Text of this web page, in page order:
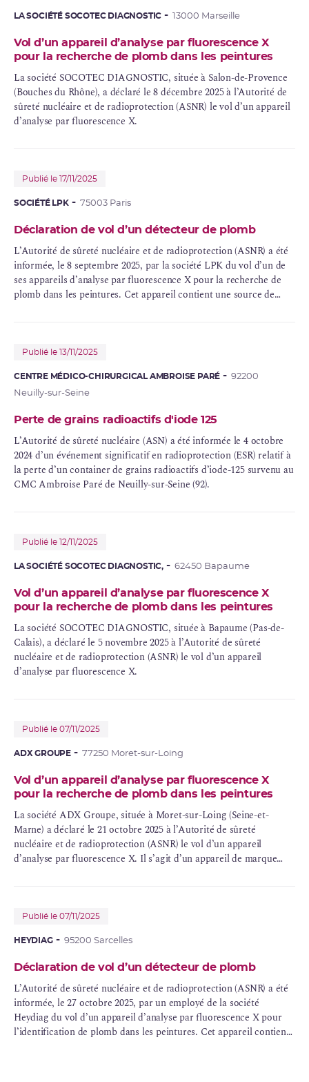
LA SOCIÉTÉ SOCOTEC DIAGNOSTIC 13000 Marseille
Vol d’un appareil d’analyse par fluorescence X
pour la recherche de plomb dans les peintures
La société SOCOTEC DIAGNOSTIC, située à Salon-de-Provence
(Bouches du Rhône), a déclaré le 8 décembre 2025 à l’Autorité de
sûreté nucléaire et de radioprotection (ASNR) le vol d’un appareil
d’analyse par fluorescence X.
Publié le 17/11/2025
SOCIÉTÉ LPK 75003 Paris
Déclaration de vol d’un détecteur de plomb
L’Autorité de sûreté nucléaire et de radioprotection (ASNR) a été
informée, le 8 septembre 2025, par la société LPK du vol d’un de
ses appareils d’analyse par fluorescence X pour la recherche de
plomb dans les peintures. Cet appareil contient une source de
Publié le 13/11/2025
CENTRE MÉDICO-CHIRURGICAL AMBROISE PARÉ
92200
Neuilly-sur-Seine
Perte de grains radioactifs d'iode 125
L’Autorité de sûreté nucléaire (ASN) a été informée le 4 octobre
2024 d’un événement significatif en radioprotection (ESR) relatif à
la perte d’un container de grains radioactifs d’iode-125 survenu au
CMC Ambroise Paré de Neuilly-sur-Seine (92).
Publié le 12/11/2025
LA SOCIÉTÉ SOCOTEC DIAGNOSTIC, 62450 Bapaume
Vol d’un appareil d’analyse par fluorescence X
pour la recherche de plomb dans les peintures
La société SOCOTEC DIAGNOSTIC, située à Bapaume (Pas-de-
Calais), a déclaré le 5 novembre 2025 à l’Autorité de sûreté
nucléaire et de radioprotection (ASNR) le vol d’un appareil
d’analyse par fluorescence X.
Publié le 07/11/2025
ADX GROUPE 77250 Moret-sur-Loing
Vol d’un appareil d’analyse par fluorescence X
pour la recherche de plomb dans les peintures
La société ADX Groupe, située à Moret-sur-Loing (Seine-et-
Marne) a déclaré le 21 octobre 2025 à l’Autorité de sûreté
nucléaire et de radioprotection (ASNR) le vol d’un appareil
d’analyse par fluorescence X. Il s’agit d’un appareil de marque
à l’origine (327 MBq estimée le jour du vol). Il s’agit d’une source
Publié le 07/11/2025
HEYDIAG 95200 Sarcelles
Déclaration de vol d’un détecteur de plomb
L’Autorité de sûreté nucléaire et de radioprotection (ASNR) a été
informée, le 27 octobre 2025, par un employé de la société
Heydiag du vol d’un appareil d’analyse par fluorescence X pour
l’identification de plomb dans les peintures. Cet appareil contient